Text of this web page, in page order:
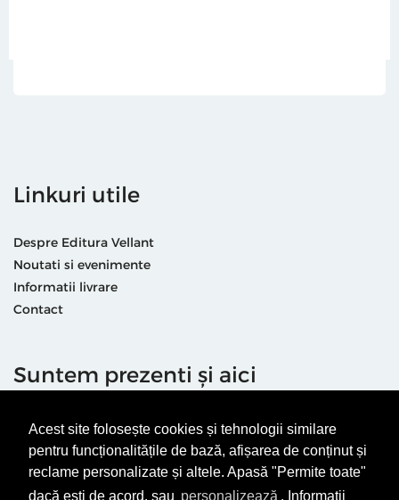
Acest site folosește cookies și tehnologii similare
pentru funcționalitățile de bază, afișarea de conținut și
reclame personalizate și altele. Apasă "Permite toate"
dacă ești de acord, sau personalizează . Informații
Linkuri utile
Despre Editura Vellant
Noutati si evenimente
Informatii livrare
Contact
Suntem prezenti și aici